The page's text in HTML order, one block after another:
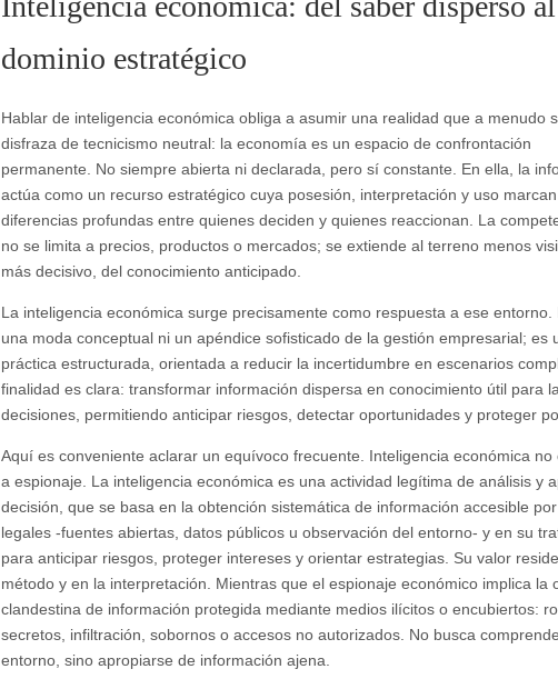
dominio estratégico
Hablar de inteligencia económica obliga a asumir una realidad que a menudo
disfraza de tecnicismo neutral: la economía es un espacio de confrontación
permanente. No siempre abierta ni declarada, pero sí constante. En ella, la
actúa como un recurso estratégico cuya posesión, interpretación y uso marcan
diferencias profundas entre quienes deciden y quienes reaccionan. La
no se limita a precios, productos o mercados; se extiende al terreno menos
más decisivo, del conocimiento anticipado.
La inteligencia económica surge precisamente como respuesta a ese entorno.
una moda conceptual ni un apéndice sofisticado de la gestión empresarial; es
práctica estructurada, orientada a reducir la incertidumbre en escenarios
finalidad es clara: transformar información dispersa en conocimiento útil para
decisiones, permitiendo anticipar riesgos, detectar oportunidades y proteger
Aquí es conveniente aclarar un equívoco frecuente. Inteligencia económica no
a espionaje. La inteligencia económica es una actividad legítima de análisis y
decisión, que se basa en la obtención sistemática de información accesible
legales -fuentes abiertas, datos públicos u observación del entorno- y en su
para anticipar riesgos, proteger intereses y orientar estrategias. Su valor
método y en la interpretación. Mientras que el espionaje económico implica la
clandestina de información protegida mediante medios ilícitos o encubiertos:
secretos, infiltración, sobornos o accesos no autorizados. No busca
entorno, sino apropiarse de información ajena.